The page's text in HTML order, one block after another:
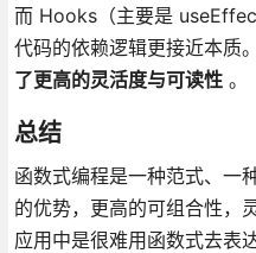
而 Hooks（主要是
代码的依赖逻辑更接近本质。
了更高的灵活度与可读性。
总结
函数式编程是一种范式、一
的优势，更高的可组合性，
应用中是很难用函数式去表